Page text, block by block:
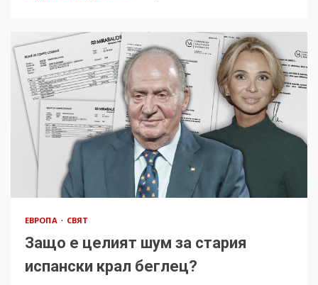
ЕВРОПА СВЯТ
Защо е целият шум за стария
испански крал беглец?